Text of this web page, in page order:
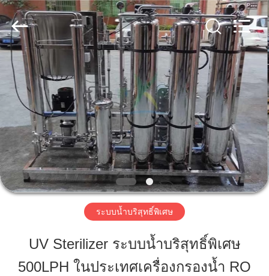
บ้าน
สินค้า
เกี่ยว
กับ
ทัวร์
Guangzhou
Yuan
Water
Treatment
Equipment
Co.,
Ltd..
Rights
Reserved.
ระบบน้ำบริสุทธิ์พิเศษ
UV Sterilizer ระบบน้ำบริสุทธิ์พิเศษ
500LPH ในประเทศเครื่องกรองน้ำ RO